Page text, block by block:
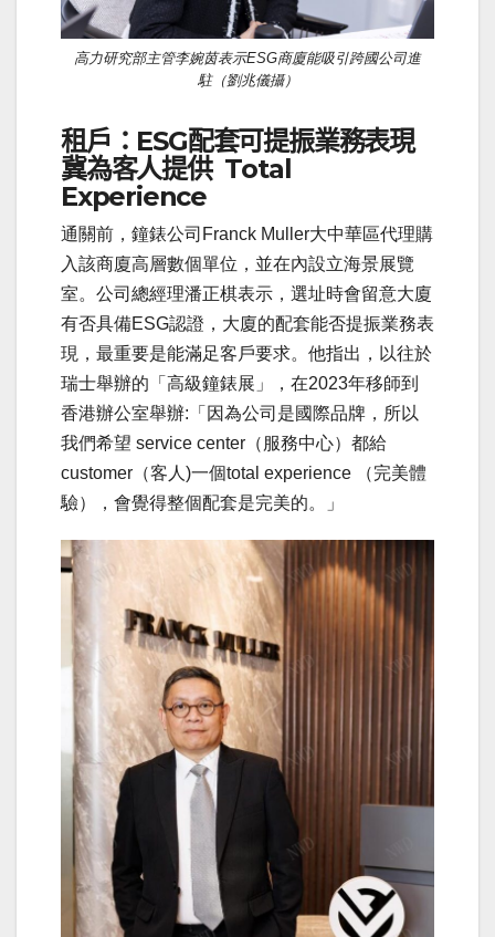
高力研究部主管李婉茵表示ESG商廈能吸引跨國公司進
駐（劉兆儀攝）
租戶：ESG配套可提振業務表現
冀為客人提供 Total
Experience
通關前，鐘錶公司Franck Muller大中華區代理購
入該商廈高層數個單位，並在內設立海景展覽
室。公司總經理潘正棋表示，選址時會留意大廈
有否具備ESG認證，大廈的配套能否提振業務表
現，最重要是能滿足客戶要求。他指出，以往於
瑞士舉辦的「高級鐘錶展」，在2023年移師到
香港辦公室舉辦:「因為公司是國際品牌，所以
我們希望 service center（服務中心）都給
customer（客人)一個total experience （完美體
驗），會覺得整個配套是完美的。」